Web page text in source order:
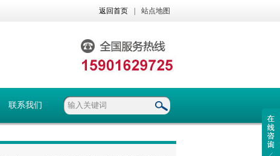
返回首页 站点地图
联系我们